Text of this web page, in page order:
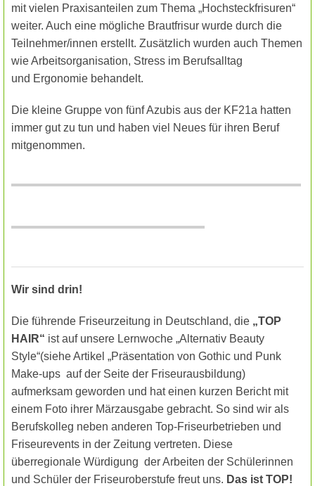
mit vielen Praxisanteilen zum Thema „Hochsteckfrisuren“
weiter. Auch eine mögliche Brautfrisur wurde durch die
Teilnehmer/innen erstellt. Zusätzlich wurden auch Themen
wie Arbeitsorganisation, Stress im Berufsalltag
und Ergonomie behandelt.
Die kleine Gruppe von fünf Azubis aus der KF21a hatten
immer gut zu tun und haben viel Neues für ihren Beruf
mitgenommen.
Wir sind drin!
Die führende Friseurzeitung in Deutschland, die „TOP
HAIR“ ist auf unsere Lernwoche „Alternativ Beauty
Style“(siehe Artikel „Präsentation von Gothic und Punk
Make-ups auf der Seite der Friseurausbildung)
aufmerksam geworden und hat einen kurzen Bericht mit
einem Foto ihrer Märzausgabe gebracht. So sind wir als
Berufskolleg neben anderen Top-Friseurbetrieben und
Friseurevents in der Zeitung vertreten. Diese
überregionale Würdigung der Arbeiten der Schülerinnen
und Schüler der Friseuroberstufe freut uns. Das ist TOP!